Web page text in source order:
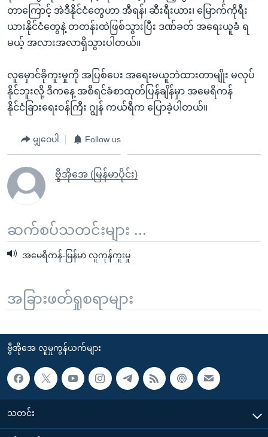
တာကြောင့် အဲဒီနိုင်ငံတွေဟာ အီရန်၊ ဆီးရီးယား၊ မြောက်ကိုရီး
ယားနိုင်ငံတွေနဲ့ တတန်းထဲဖြစ်သွားပြီး ဒဏ်ခတ် အရေးယူခံ ရ
မယ့် အလားအလာရှိသွားပါတယ်။
လူမှောင်ခိုကူးမှုကို အပြစ်ပေး အရေးမယူဘဲထားတာမျိုး မလုပ်
နိုင်ဘူးလို့ ဒီကနေ့ အစီရင်ခံစာထုတ်ပြန်ချိန်မှာ အမေရိကန်
နိုင်ငံခြားရေးဝန်ကြီး ဂျွန် ကယ်ရီက ပြောခဲ့ပါတယ်။
မျှဝေပါ Follow us
ဗွီအိုအေ (မြန်မာပိုင်း)
ဆက်စပ်သတင်းများ ...
အမေရိကန်-မြန်မာ လူကုန်ကူးမှု
အခြားဖတ်ရှုစရာများ
ဗွီအိုအေ လူမှုကွန်ယက်များ
သတင်း